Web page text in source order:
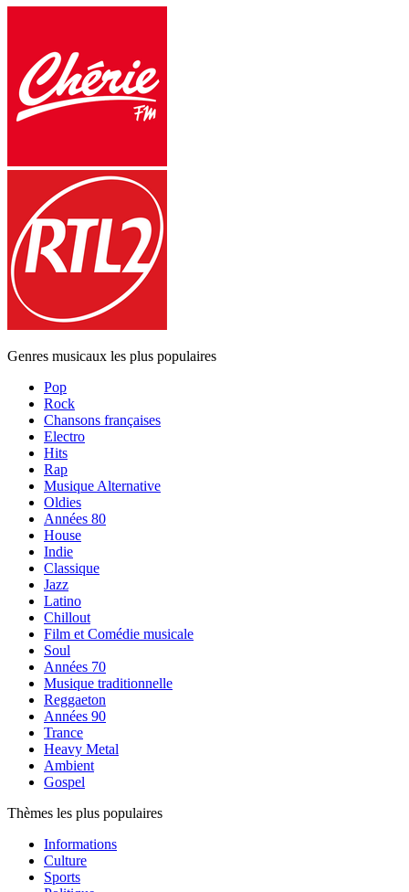
Genres musicaux les plus populaires
Pop
Rock
Chansons françaises
Electro
Hits
Rap
Musique Alternative
Oldies
Années 80
House
Indie
Classique
Jazz
Latino
Chillout
Film et Comédie musicale
Soul
Années 70
Musique traditionnelle
Reggaeton
Années 90
Trance
Heavy Metal
Ambient
Gospel
Thèmes les plus populaires
Informations
Culture
Sports